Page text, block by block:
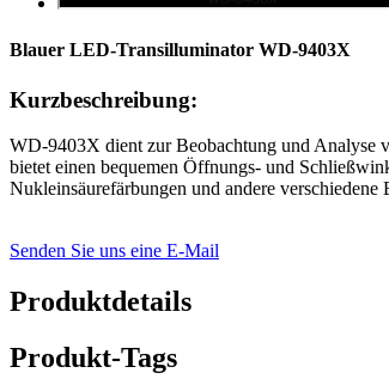
Blauer LED-Transilluminator WD-9403X
Kurzbeschreibung:
WD-9403X dient zur Beobachtung und Analyse
bietet einen bequemen Öffnungs- und
Nukleinsäurefärbungen und andere
Senden Sie uns eine E-Mail
Produktdetails
Produkt-Tags